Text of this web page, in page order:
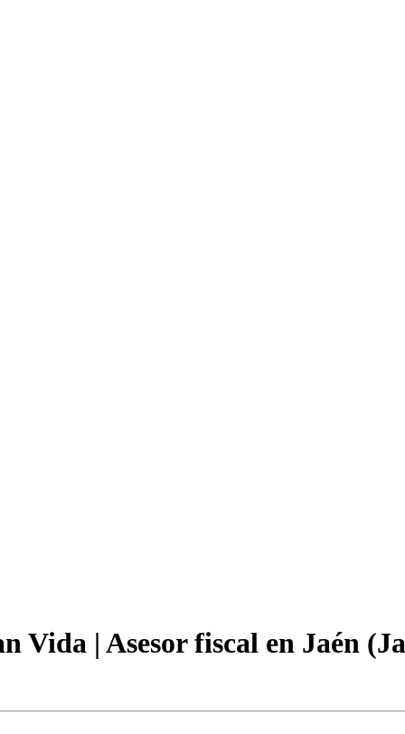
Vida | Asesor fiscal en Jaén